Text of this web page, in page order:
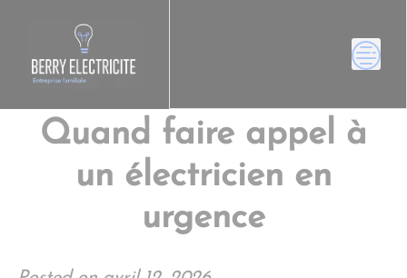
Quand faire appel à
un électricien en
urgence